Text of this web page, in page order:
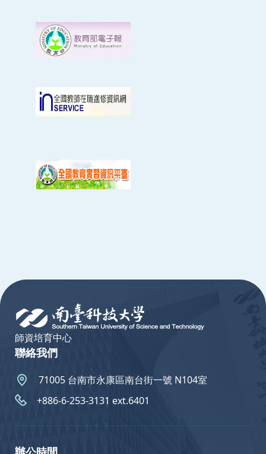
師資培育中心
聯絡我們
71005 台南市永康區南台街一號 N104室
+886-6-253-3131 ext.6401